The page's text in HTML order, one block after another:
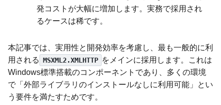
発コストが大幅に増加します。実務で採用され
るケースは稀です。
本記事では、実用性と開発効率を考慮し、最も一般的に利
用される MSXML2.XMLHTTP をメインに採用します。これは
Windows標準搭載のコンポーネントであり、多くの環境
で「外部ライブラリのインストールなしに利用可能」とい
う要件を満たすためです。